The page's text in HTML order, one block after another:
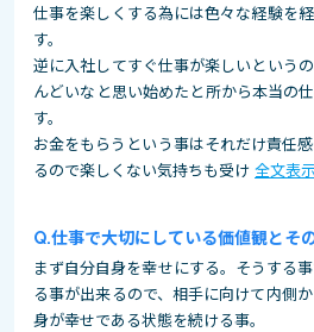
仕事を楽しくする為には色々な経験を
す。
逆に入社してすぐ仕事が楽しいという
んどいなと思い始めたと所から本当の
す。
お金をもらうという事はそれだけ責任
るので楽しくない気持ちも受け 全文表
仕事で大切にしている価値観とそ
まず自分自身を幸せにする。そうする
る事が出来るので、相手に向けて内側
身が幸せである状態を続ける事。